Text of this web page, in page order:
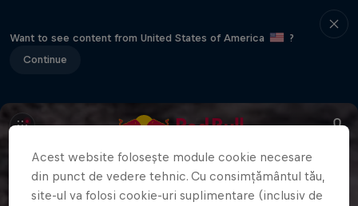
Want to see content from United States of America
?
Continue
Acest website folosește module cookie necesare
din punct de vedere tehnic. Cu consimțământul tău,
site-ul va folosi cookie-uri suplimentare (inclusiv de